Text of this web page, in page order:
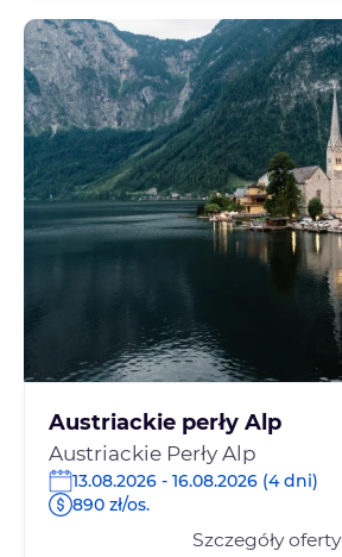
Austriackie perły Alp
Austriackie Perły Alp
13.08.2026 - 16.08.2026 (4 dni)
890 zł/os.
Szczegóły oferty